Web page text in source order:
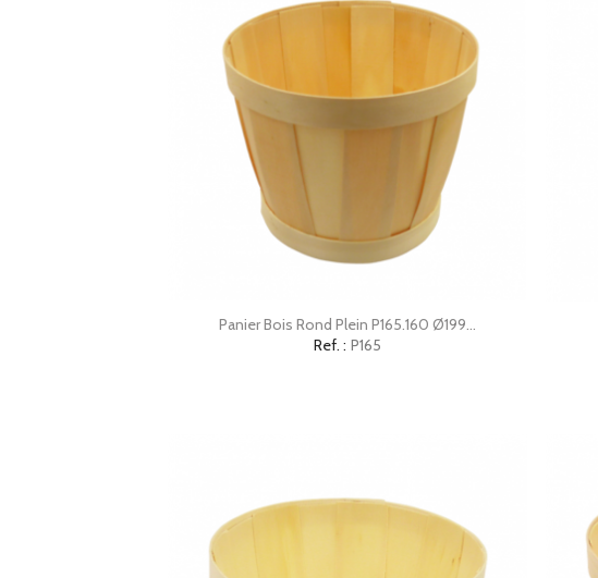
Panier Bois Rond Plein P165.160 Ø199...
Ref. : P165
Aperçu rapide